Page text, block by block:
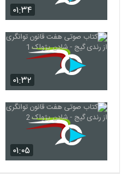
۰۱:۳۴
۰۱:۳۲
۰۱:۰۵